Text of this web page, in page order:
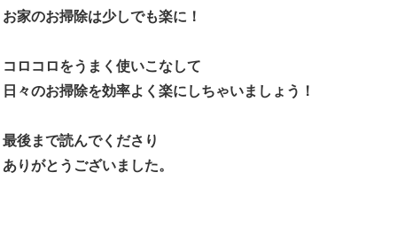
お家のお掃除は少しでも楽に！
コロコロをうまく使いこなして
日々のお掃除を効率よく楽にしちゃいましょう！
最後まで読んでくださり
ありがとうございました。